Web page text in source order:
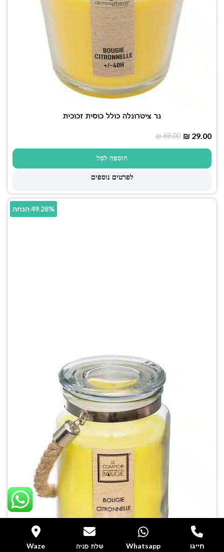
נר ציטרונלה כולל כוסית זכוכית
₪69.00 ₪ 29.00
הוספה לסל
לפרטים נוספים
49.28% הנחה
חייגו Whatsapp שלח פניה Waze